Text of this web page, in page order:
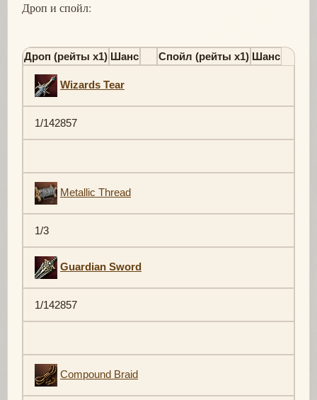
Дроп и спойл:
Дроп (рейты х1) Шанс Спойл (рейты х1) Шанс
Wizards Tear
1/142857
Metallic Thread
1/3
Guardian Sword
1/142857
Compound Braid